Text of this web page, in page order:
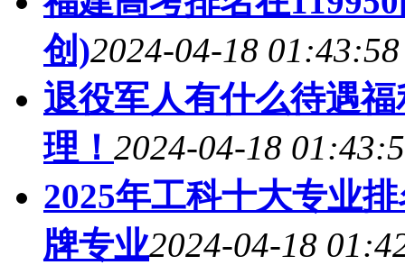
创)2024-04-18 01:43:58
退役军人有什么待遇
理！ 2024-04-18
2025年工科十大专业
牌专业2024-04-18